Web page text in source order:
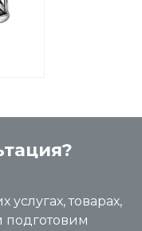
товарах,
подготовим